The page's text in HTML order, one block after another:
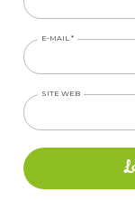
E-MAIL *
SITE WEB